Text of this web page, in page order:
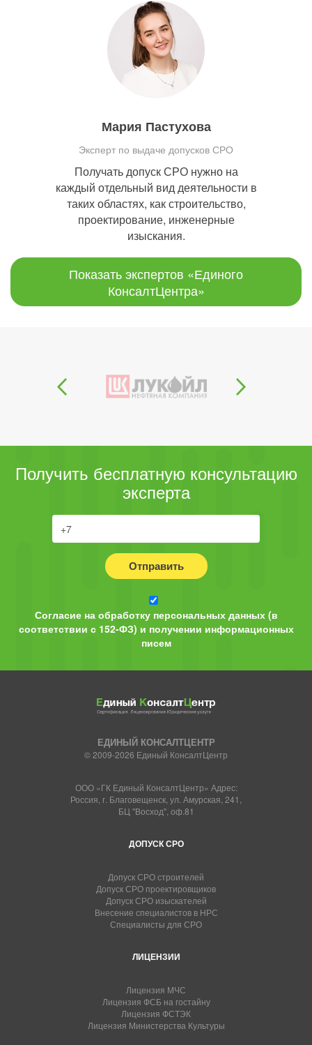
Мария Пастухова
Эксперт по выдаче допусков СРО
Получать допуск СРО нужно на
каждый отдельный вид деятельности в
таких областях, как строительство,
проектирование, инженерные
изыскания.
Показать экспертов «Единого
КонсалтЦентра»
Получить бесплатную консультацию
эксперта
Отправить
Согласие на обработку персональных данных (в
соответствии с 152-ФЗ) и получении информационных
писем
ЕДИНЫЙ КОНСАЛТЦЕНТР
© 2009-2026 Единый КонсалтЦентр
ООО «ГК Единый КонсалтЦентр» Адрес:
Россия, г. Благовещенск, ул. Амурская, 241,
БЦ "Восход", оф.81
ДОПУСК СРО
Допуск СРО строителей
Допуск СРО проектировщиков
Допуск СРО изыскателей
Внесение специалистов в НРС
Специалисты для СРО
ЛИЦЕНЗИИ
Лицензия МЧС
Лицензия ФСБ на гостайну
Лицензия ФСТЭК
Лицензия Министерства Культуры